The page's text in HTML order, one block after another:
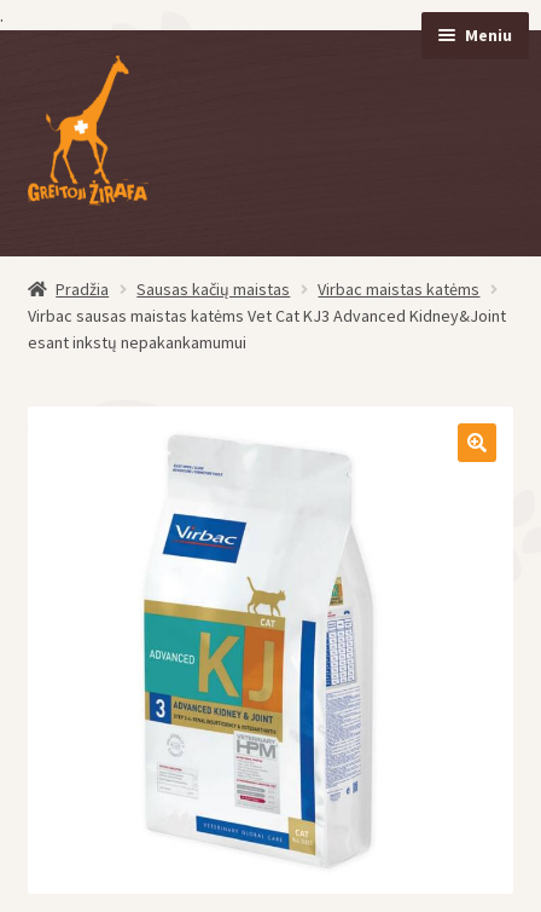
.
meniu
turinio
Meniu
Pradžia Sausas kačių maistas
Virbac maistas katėms
Virbac sausas maistas katėms Vet Cat KJ3 Advanced Kidney&Joint
esant inkstų nepakankamumui